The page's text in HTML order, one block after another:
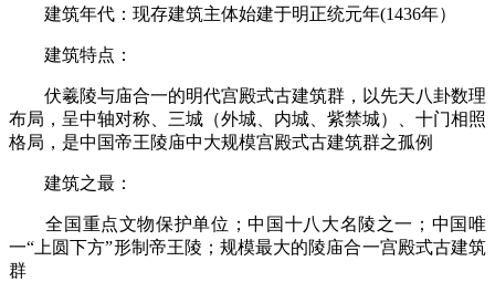
建筑年代：现存建筑主体始建于明正统元年(1436年）
建筑特点：
伏羲陵与庙合一的明代宫殿式古建筑群，以先天八卦数理
布局，呈中轴对称、三城（外城、内城、紫禁城）、十门相照
格局，是中国帝王陵庙中大规模宫殿式古建筑群之孤例
建筑之最：
全国重点文物保护单位；中国十八大名陵之一；中国唯
一“上圆下方”形制帝王陵；规模最大的陵庙合一宫殿式古建筑
群